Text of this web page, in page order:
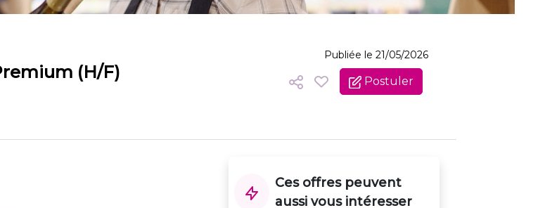
(H/F)
Publiée le 21/05/2026
Postuler
Ces offres peuvent
aussi vous intéresser